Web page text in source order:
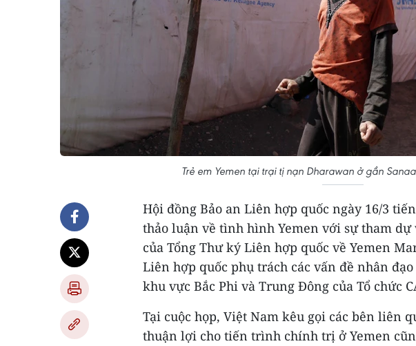
Trẻ em Yemen tại trại tị nạn Dharawan ở gần
Hội đồng Bảo an Liên hợp quốc ngày 16/3
thảo luận về tình hình Yemen với sự tham dự
của Tổng Thư ký Liên hợp quốc về Yemen
Liên hợp quốc phụ trách các vấn đề nhân
khu vực Bắc Phi và Trung Đông của Tổ chức
Tại cuộc họp, Việt Nam kêu gọi các bên liên
thuận lợi cho tiến trình chính trị ở Yemen